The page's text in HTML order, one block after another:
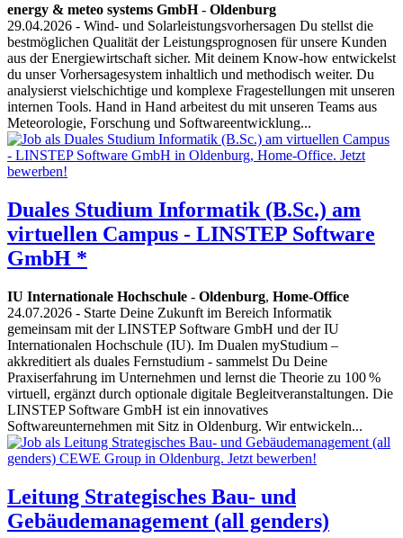
energy & meteo systems GmbH- Oldenburg
29.04.2026 - Wind- und Solarleistungsvorhersagen Du stellst die
bestmöglichen Qualität der Leistungsprognosen für unsere Kunden
aus der Energiewirtschaft sicher. Mit deinem Know-how entwickelst
du unser Vorhersagesystem inhaltlich und methodisch weiter. Du
analysierst vielschichtige und komplexe Fragestellungen mit unseren
internen Tools. Hand in Hand arbeitest du mit unseren Teams aus
Meteorologie, Forschung und Softwareentwicklung...
Duales Studium Informatik (B.Sc.) am
virtuellen Campus - LINSTEP Software
GmbH *
IU Internationale Hochschule - Oldenburg, Home-Office
24.07.2026 - Starte Deine Zukunft im Bereich Informatik
gemeinsam mit der LINSTEP Software GmbH und der IU
Internationalen Hochschule (IU). Im Dualen myStudium –
akkreditiert als duales Fernstudium - sammelst Du Deine
Praxiserfahrung im Unternehmen und lernst die Theorie zu 100 %
virtuell, ergänzt durch optionale digitale Begleitveranstaltungen. Die
LINSTEP Software GmbH ist ein innovatives
Softwareunternehmen mit Sitz in Oldenburg. Wir entwickeln...
Leitung Strategisches Bau- und
Gebäudemanagement (all genders)